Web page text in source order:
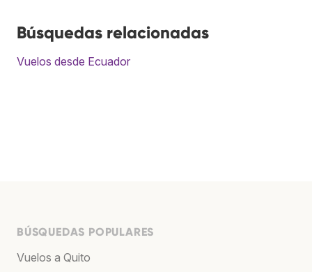
Búsquedas relacionadas
Vuelos desde Ecuador
BÚSQUEDAS POPULARES
Vuelos a Quito